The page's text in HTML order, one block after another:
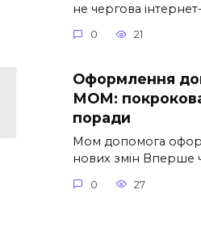
не чергова
0 21
Оформлення
МОМ: покрокова
поради
Мом допомога
нових змін Вперше
0 27